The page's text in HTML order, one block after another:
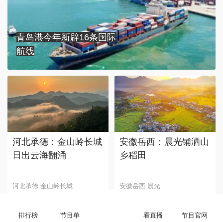
青岛港今年新辟16条国际
航线
河北承德：金山岭长城
日出云海翻涌
河北承德 金山岭长城
安徽岳西：晨光铺洒山
乡稻田
安徽岳西 晨光
排行榜 节目单 看直播 节目官网